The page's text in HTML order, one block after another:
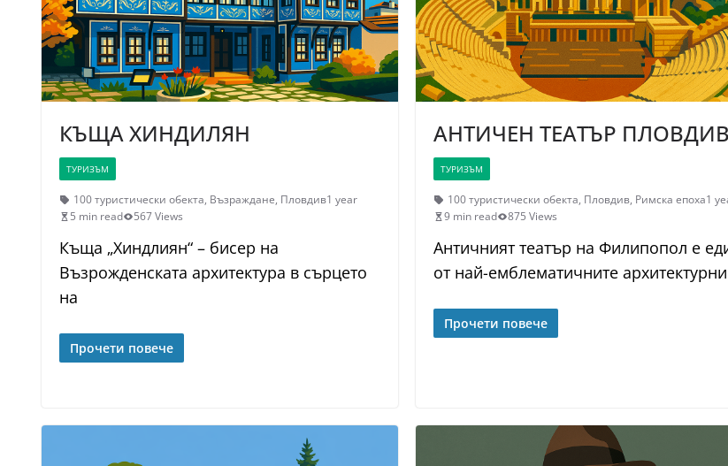
КЪЩА ХИНДИЛЯН
ТУРИЗЪМ
100 туристически обекта, Възраждане, Пловдив1 year
5 min read
567 Views
Къща „Хиндлиян“ – бисер на
Възрожденската архитектура в сърцето
на
Прочети повече
АНТИЧЕН ТЕАТЪР ПЛОВДИВ
ТУРИЗЪМ
100 туристически обекта, Пловдив, Римска епоха1
9 min read
875 Views
Античният театър на Филипопол е
от най-емблематичните
Прочети повече